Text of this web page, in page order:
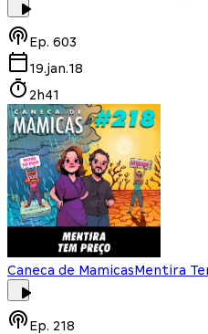
Ep. 603
19.jan.18
2h41
Caneca de MamicasMentira
Ep. 218